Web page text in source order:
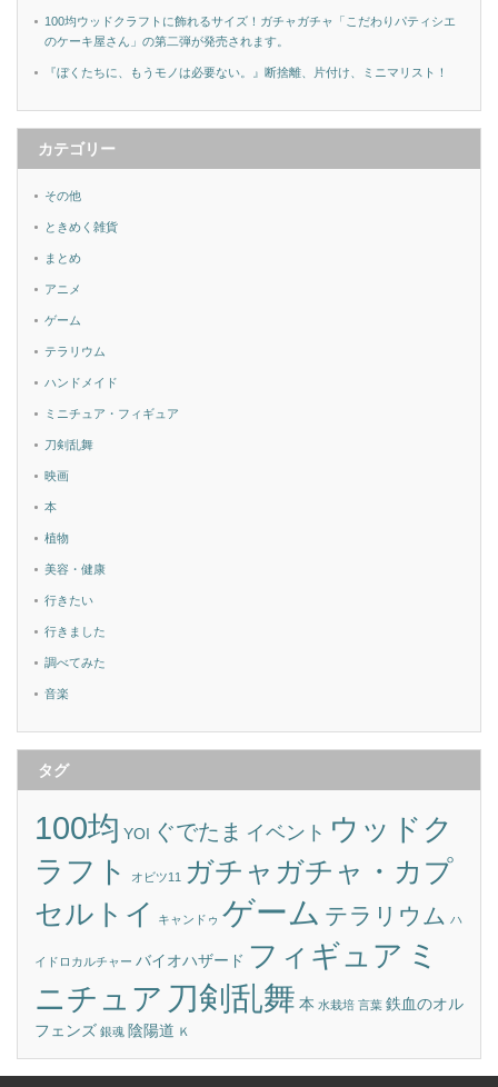
100均ウッドクラフトに飾れるサイズ！ガチャガチャ「こだわりパティシエ
のケーキ屋さん」の第二弾が発売されます。
『ぼくたちに、もうモノは必要ない。』断捨離、片付け、ミニマリスト！
カテゴリー
その他
ときめく雑貨
まとめ
アニメ
ゲーム
テラリウム
ハンドメイド
ミニチュア・フィギュア
刀剣乱舞
映画
本
植物
美容・健康
行きたい
行きました
調べてみた
音楽
タグ
100均 YOI ぐでたま イベント ウッドク
ラフト
オビツ11
ガチャガチャ・カプ
セルトイ
キャンドゥ ゲーム テラリウム ハ
イドロカルチャー バイオハザード フィギュア ミ
ニチュア 刀剣乱舞 本 水栽培 言葉 鉄血のオル
フェンズ 銀魂 陰陽道 Ｋ